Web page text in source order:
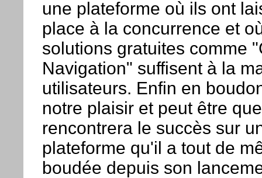
une plateforme où ils ont
place à la concurrence et
solutions gratuites comme
Navigation" suffisent à la
utilisateurs. Enfin en
notre plaisir et peut être
rencontrera le succès sur
plateforme qu'il a tout de
boudée depuis son